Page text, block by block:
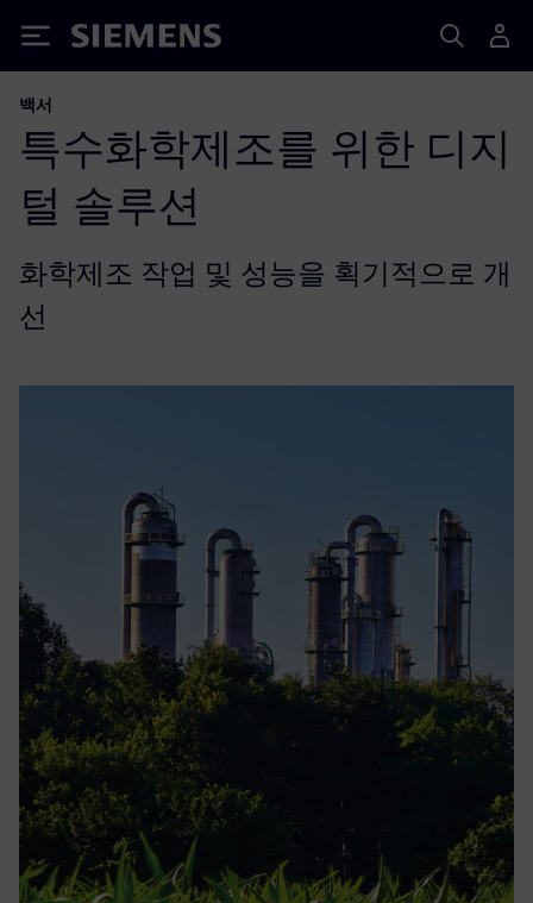
Siemens
백서
특수화학제조를 위한 디지
털 솔루션
화학제조 작업 및 성능을 획기적으로 개
선